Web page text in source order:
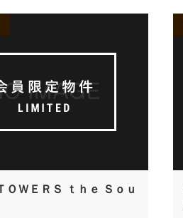
ＯＷＥＲＳ ｔｈｅ Ｓｏｕ